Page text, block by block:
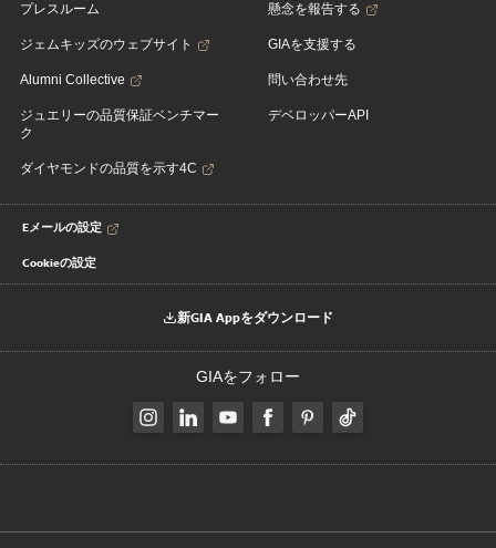
プレスルーム
ジェムキッズのウェブサイト
Alumni Collective
ジュエリーの品質保証ベンチマー
ク
ダイヤモンドの品質を示す4C
懸念を報告する
GIAを支援する
問い合わせ先
デベロッパーAPI
Eメールの設定
Cookieの設定
新GIA Appをダウンロード
GIAをフォロー